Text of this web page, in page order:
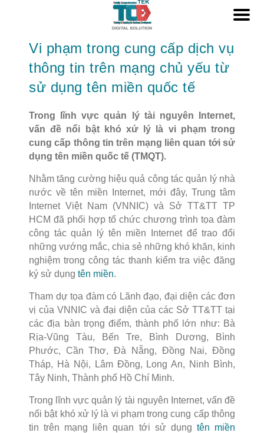
Vi phạm trong cung cấp dịch vụ
thông tin trên mạng chủ yếu từ
sử dụng tên miền quốc tế
Trong lĩnh vực quản lý tài nguyên Internet,
vấn đề nổi bật khó xử lý là vi phạm trong
cung cấp thông tin trên mạng liên quan tới sử
dụng tên miền quốc tế (TMQT).
Nhằm tăng cường hiệu quả công tác quản lý nhà
nước về tên miền Internet, mới đây, Trung tâm
Internet Việt Nam (VNNIC) và Sở TT&TT TP
HCM đã phối hợp tổ chức chương trình tọa đàm
công tác quản lý tên miền Internet để trao đổi
những vướng mắc, chia sẻ những khó khăn, kinh
nghiệm trong công tác thanh kiểm tra việc đăng
ký sử dụng tên miền.
Tham dự tọa đàm có Lãnh đạo, đại diện các đơn
vị của VNNIC và đại diện của các Sở TT&TT tại
các địa bàn trọng điểm, thành phố lớn như: Bà
Rịa-Vũng Tàu, Bến Tre, Bình Dương, Bình
Phước, Cần Thơ, Đà Nẵng, Đồng Nai, Đồng
Tháp, Hà Nội, Lâm Đồng, Long An, Ninh Bình,
Tây Ninh, Thành phố Hồ Chí Minh.
Trong lĩnh vực quản lý tài nguyên Internet, vấn đề
nổi bật khó xử lý là vi phạm trong cung cấp thông
tin trên mạng liên quan tới sử dụng tên miền